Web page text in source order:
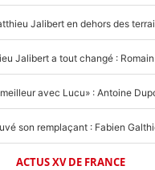
ACTUS XV DE FRANCE